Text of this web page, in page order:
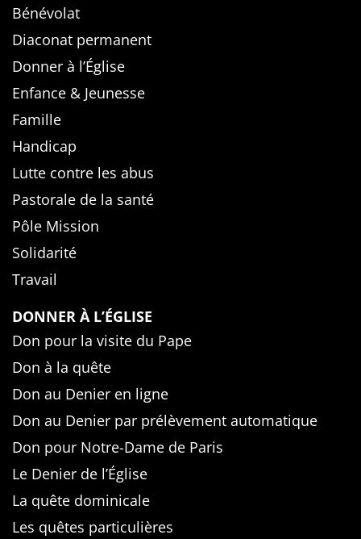
Bénévolat
Diaconat permanent
Donner à l’Église
Enfance & Jeunesse
Famille
Handicap
Lutte contre les abus
Pastorale de la santé
Pôle Mission
Solidarité
Travail
DONNER À L’ÉGLISE
Don pour la visite du Pape
Don à la quête
Don au Denier en ligne
Don au Denier par prélèvement automatique
Don pour Notre-Dame de Paris
Le Denier de l’Église
La quête dominicale
Les quêtes particulières